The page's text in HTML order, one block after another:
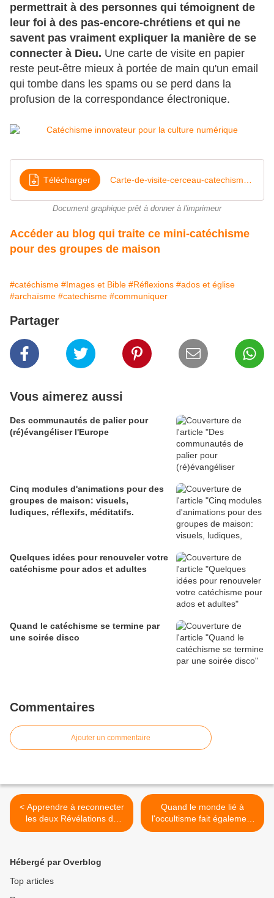
permettrait à des personnes qui témoignent de
leur foi à des pas-encore-chrétiens et qui ne
savent pas vraiment expliquer la manière de se
connecter à Dieu. Une carte de visite en papier
reste peut-être mieux à portée de main qu'un email
qui tombe dans les spams ou se perd dans la
profusion de la correspondance électronique.
Télécharger
Document graphique prêt à donner à l'imprimeur
Accéder au blog qui traite ce mini-catéchisme
pour des groupes de maison
#catéchisme #Images et Bible #Réflexions #ados et église
#archaïsme #catechisme #communiquer
Partager
Vous aimerez aussi
Des communautés de palier pour
(ré)évangéliser l'Europe
Cinq modules d'animations pour des
groupes de maison: visuels,
ludiques, réflexifs, méditatifs.
Quelques idées pour renouveler votre
catéchisme pour ados et adultes
Quand le catéchisme se termine par
une soirée disco
Commentaires
Ajouter un commentaire
< Apprendre à reconnecter
les deux Révélations du
christianisme
Quand le monde lié à
l'occultisme fait également
son entrée dans la culture
Hébergé par Overblog
Top articles